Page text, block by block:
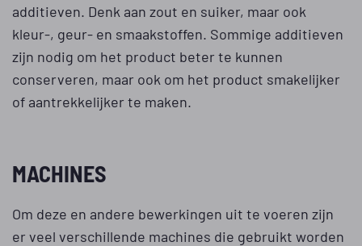
additieven. Denk aan zout en suiker, maar ook
kleur-, geur- en smaakstoffen. Sommige additieven
zijn nodig om het product beter te kunnen
conserveren, maar ook om het product smakelijker
of aantrekkelijker te maken.
MACHINES
Om deze en andere bewerkingen uit te voeren zijn
er veel verschillende machines die gebruikt worden